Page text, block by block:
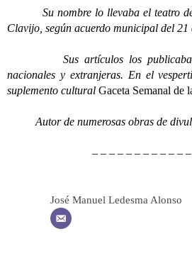
Su nombre lo llevaba el teatro del
Clavijo, según acuerdo municipal del 21
Sus artículos los publicaba
nacionales y extranjeras. En el
suplemento cultural Gaceta Semanal de
Autor de numerosas obras de
– – – – – – – – – – –
José Manuel Ledesma Alonso